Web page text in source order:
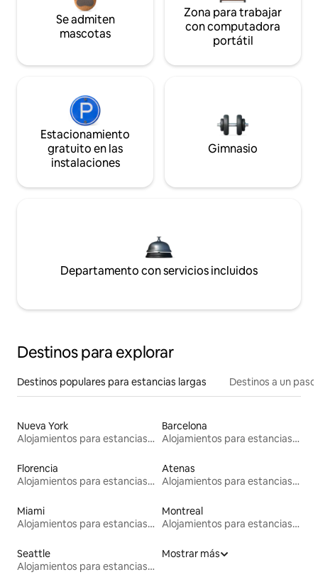
Se admiten
mascotas
Zona para trabajar
con computadora
portátil
Estacionamiento
gratuito en las
instalaciones
Gimnasio
Departamento con servicios incluidos
Destinos para explorar
Destinos populares para estancias largas Destinos a un
Nueva York
Alojamientos para estancias largas
Barcelona
Alojamientos para estancias largas
Florencia
Alojamientos para estancias largas
Atenas
Alojamientos para estancias largas
Miami
Alojamientos para estancias largas
Montreal
Alojamientos para estancias largas
Seattle
Alojamientos para estancias largas
Mostrar más